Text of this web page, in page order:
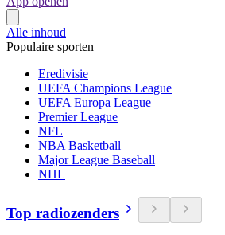
Alle inhoud
Populaire sporten
Eredivisie
UEFA Champions League
UEFA Europa League
Premier League
NFL
NBA Basketball
Major League Baseball
NHL
Top radiozenders